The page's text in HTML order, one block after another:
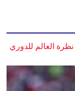
العالم للدوري